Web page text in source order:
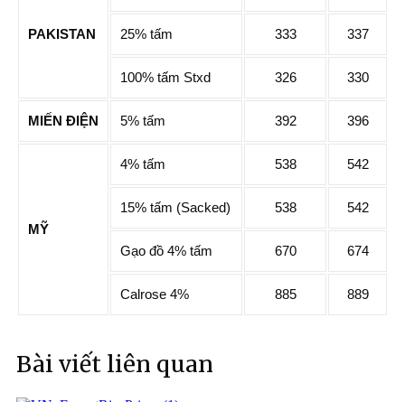
PAKISTAN 25% tấm 333 337
100% tấm Stxd 326 330
MIẾN ĐIỆN 5% tấm 392 396
MỸ
4% tấm 538 542
15% tấm (Sacked) 538 542
Gạo đồ 4% tấm 670 674
Calrose 4% 885 889
Bài viết liên quan